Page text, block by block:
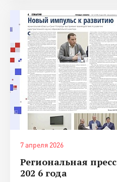
7 апреля 2026
Региональная
202 6 года